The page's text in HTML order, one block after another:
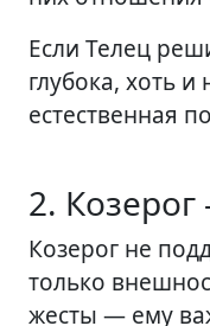
Если Телец
глубока, хоть
естественная
2.
Козерог не
только
жесты — ему